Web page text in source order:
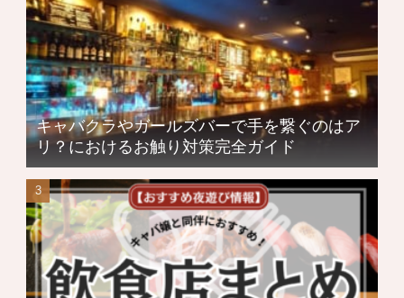
キャバクラやガールズバーで手を繋ぐのはア
リ？におけるお触り対策完全ガイド